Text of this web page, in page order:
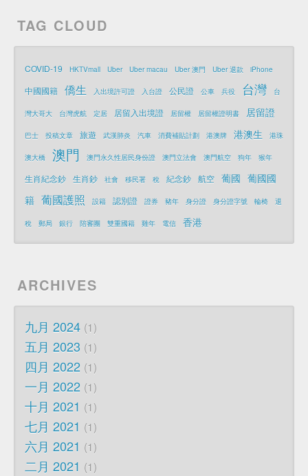
TAG CLOUD
COVID-19 HKTVmall Uber Uber macau Uber 澳門 Uber 退款 iPhone
中國國籍 僑生 入出境許可證 入台證 公民證 公車 兵役 台灣 台
灣大哥大 台灣虎航 定居 居留入出境證 居留權 居留權證明書 居留證
巴士 投稿文章 旅遊 武漢肺炎 汽車 消費補貼計劃 港澳牌 港澳生 港珠
澳大橋 澳門 澳門永久性居民身份證 澳門立法會 澳門航空 狗年 猴年
生肖紀念鈔 生肖鈔 社會 移民署 稅 紀念鈔 航空 葡國 葡國國
籍 葡國護照 設籍 認別證 證券 豬年 身分證 身分證字號 輪椅 退
稅 郵局 銀行 陪審團 雙重國籍 雞年 電信 香港
ARCHIVES
九月 2024 1
五月 2023 1
四月 2022 1
一月 2022 1
十月 2021 1
七月 2021 1
六月 2021 1
二月 2021 1